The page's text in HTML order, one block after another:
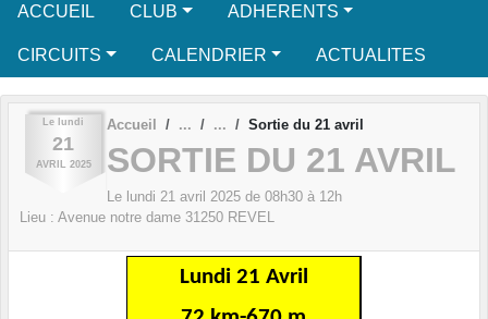
ACCUEIL CLUB ADHERENTS
CIRCUITS CALENDRIER ACTUALITES
Le lundi
21
AVRIL 2025
Accueil Sortie du 21 avril
SORTIE DU 21 AVRIL
Le lundi 21 avril 2025 de 08h30 à 12h
Lieu : Avenue notre dame 31250 REVEL
Lundi 21 Avril